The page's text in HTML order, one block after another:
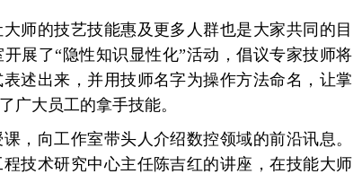
的技艺技能惠及更多人群也是大家共同的目
展了“隐性知识显性化”活动，倡议专家技师将
述出来，并用技师名字为操作方法命名，让掌
广大员工的拿手技能。
向工作室带头人介绍数控领域的前沿讯息。
技术研究中心主任陈吉红的讲座，在技能大师